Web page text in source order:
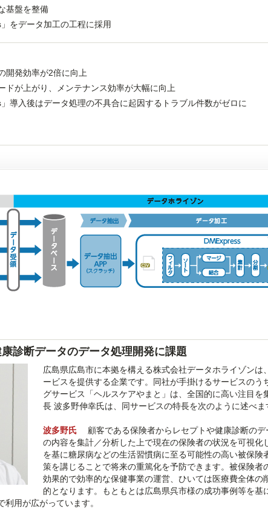
基盤を整備
をデータ加工の工程に採用
開発効率が2倍に向上
ドが上がり、メンテナンス効率が大幅に向上
」導入後はデータ処理の不具合に起因するトラブル件数がゼロに
診断データのデータ処理開発に課題
広島県広島市に本拠を構える株式会社データホライゾンは
ービスを提供する企業です。同社が手掛けるサービスのう
グサービス「ヘルスケアやまと」は、全国的に高い注目を
長 波多野伸幸氏は、同サービスの特長を次のように述べま
波多野氏
顧客である保険者からレセプトや健康診断のデ
の内容を集計／分析した上で現在の保険者の状況を可視化
を基に糖尿病などの生活習慣病に至る可能性の高い被保険
策を講じることで将来の重篤化を予防できます。被保険者
効果的で効率的な保健事業の運営、ひいては医療費全体の
的となります。もともとは広島県呉市様の成功事例等を基
用が広がっています。